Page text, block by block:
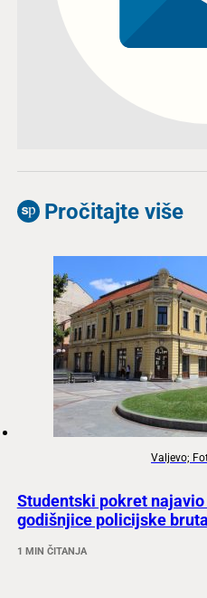
Pročitajte više
Valjevo;
Studentski pokret
godišnjice policijske
1 MIN ČITANJA